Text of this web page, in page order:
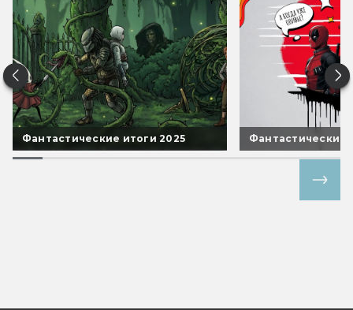
Фантастические итоги 2025 Фантастические